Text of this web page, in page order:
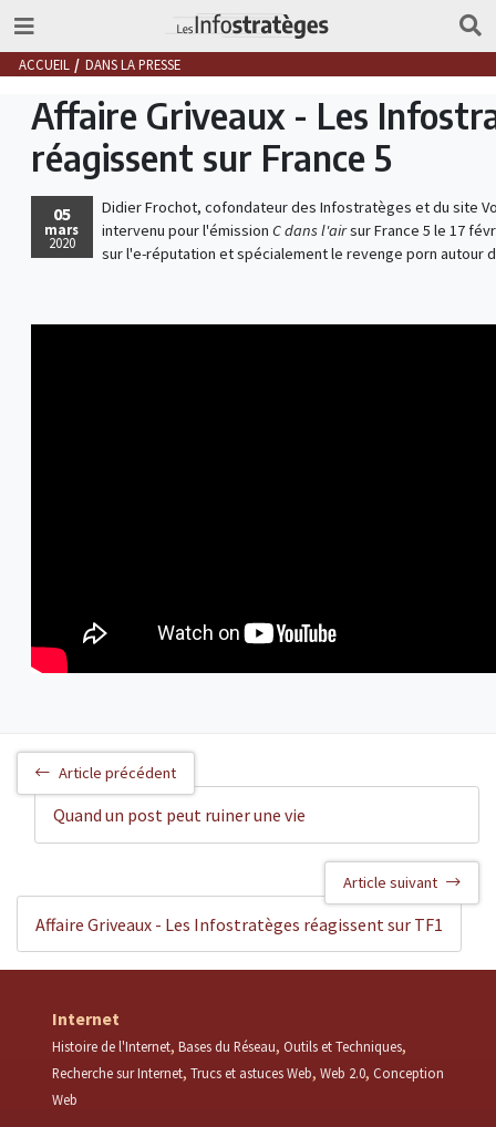
ACCUEIL DANS LA PRESSE
Affaire Griveaux - Les
réagissent sur France 5
05
mars
2020
Didier Frochot, cofondateur des Infostratèges et du site
intervenu pour l'émission C dans l'airsur France 5 le 17
sur l'e-réputation et spécialement le revenge porn autour
Article précédent
Quand un post peut ruiner une vie
Article suivant
Affaire Griveaux - Les Infostratèges réagissent sur TF1
Internet
Histoire de l'Internet Bases du Réseau Outils et Techniques
Recherche sur Internet Trucs et astuces Web Web 2.0 Conception
Web